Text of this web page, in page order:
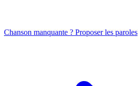
Chanson manquante ? Proposer les paroles